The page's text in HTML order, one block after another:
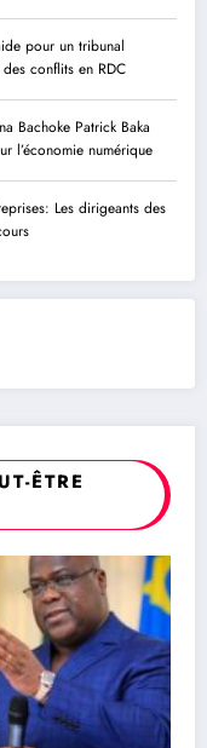
pour un tribunal
conflits en RDC
Bachoke Patrick Baka
l’économie numérique
Les dirigeants des
ÊTRE